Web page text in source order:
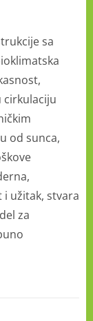
sa
cirkulaciju
od sunca,
užitak, stvara
za